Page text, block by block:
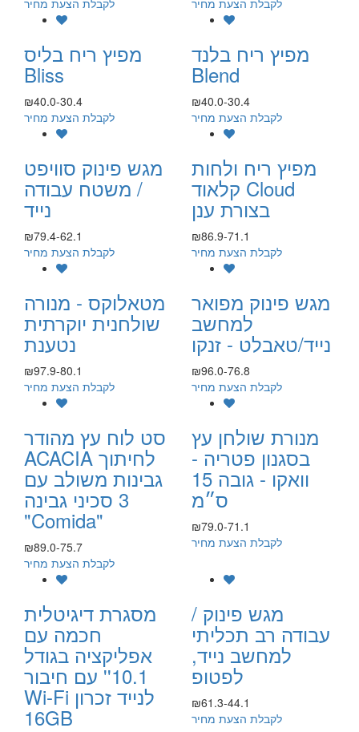
מפיץ ריח בלנד
Blend
₪40.0-30.4
לקבלת הצעת מחיר
מפיץ ריח בליס
Bliss
₪40.0-30.4
לקבלת הצעת מחיר
מפיץ ריח ולחות
קלאוד Cloud
בצורת ענן
₪86.9-71.1
לקבלת הצעת מחיר
מגש פינוק סוויפט
/ משטח עבודה
נייד
₪79.4-62.1
לקבלת הצעת מחיר
מגש פינוק מפואר
למחשב
נייד/טאבלט - זנקו
₪96.0-76.8
לקבלת הצעת מחיר
מטאלוקס - מנורה
שולחנית יוקרתית
נטענת
₪97.9-80.1
לקבלת הצעת מחיר
מנורת שולחן עץ
בסגנון פטריה -
וואקו - גובה 15
ס״מ
₪79.0-71.1
לקבלת הצעת מחיר
סט לוח עץ מהודר
ACACIA לחיתוך
גבינות משולב עם
3 סכיני גבינה
"Comida"
₪89.0-75.7
לקבלת הצעת מחיר
מגש פינוק /
עבודה רב תכליתי
למחשב נייד,
לפטופ
₪61.3-44.1
לקבלת הצעת מחיר
מסגרת דיגיטלית
חכמה עם
אפליקציה בגודל
10.1'' עם חיבור
Wi-Fi לנייד זכרון
16GB